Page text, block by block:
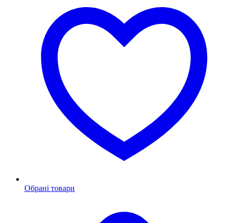
Обрані товари